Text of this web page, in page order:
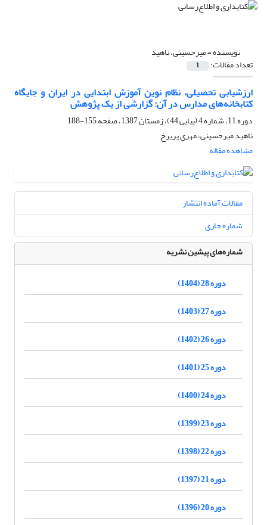
نویسنده =میرحسینی، ناهید
تعداد مقالات: 1
ارزشیابی تحصیلی، نظام نوین آموزش ابتدایی در ایران و جایگاه
کتابخانه‌های مدارس در آن: گزارشی از یک پژوهش
دوره 11، شماره 4 (پیاپی 44)، زمستان 1387، صفحه
155-188
ناهید میرحسینی، مهری پریرخ
مشاهده مقاله
مقالات آماده انتشار
شماره جاری
شماره‌های پیشین نشریه
دوره 28 (1404)
دوره 27 (1403)
دوره 26 (1402)
دوره 25 (1401)
دوره 24 (1400)
دوره 23 (1399)
دوره 22 (1398)
دوره 21 (1397)
دوره 20 (1396)